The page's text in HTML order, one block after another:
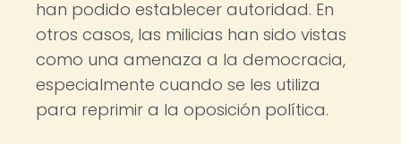
han podido establecer autoridad. En
otros casos, las milicias han sido vistas
como una amenaza a la democracia,
especialmente cuando se les utiliza
para reprimir a la oposición política.